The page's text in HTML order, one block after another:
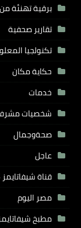
برقية تهنئة
تقارير صحفية
تكنولجيا
حكاية مكان
خدمات
شخصيات
صحةوجمال
عاجل
قناة شيفاتايمز TV / SHEFATAIMS
مصر اليوم
مطبخ